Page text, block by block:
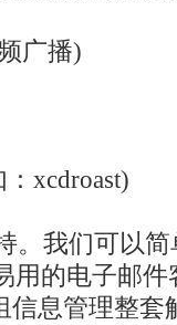
广播)
xcdroast)
。我们可以
用的电子邮
息管理整套